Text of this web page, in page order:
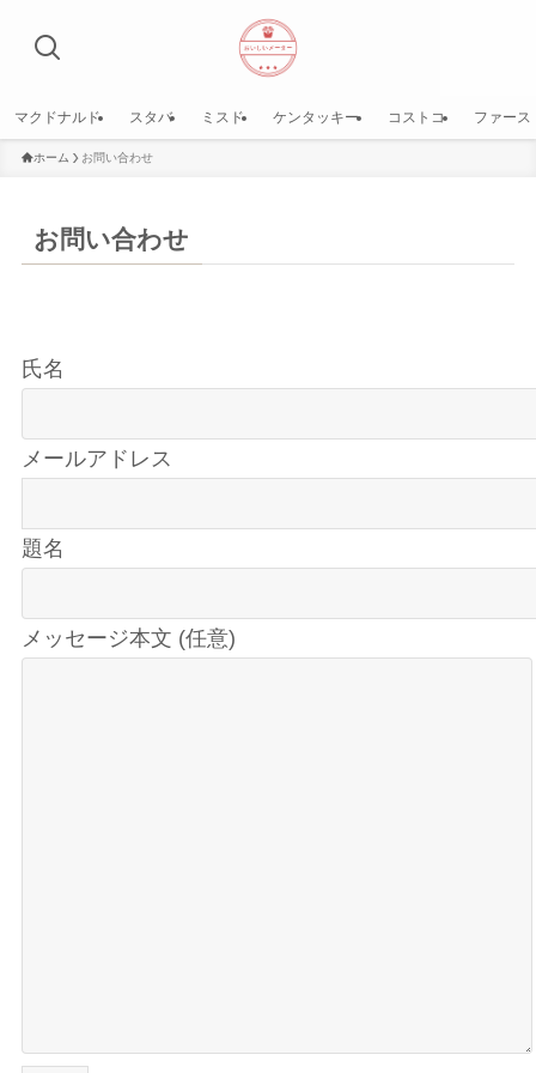
マクドナルド スタバ ミスド ケンタッキー コストコ ファース
ホーム お問い合わせ
お問い合わせ
氏名
メールアドレス
題名
メッセージ本文 (任意)